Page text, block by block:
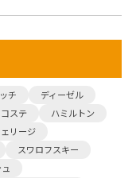
チ
ディーゼル
ステ
ハミルトン
リージ
スワロフスキー